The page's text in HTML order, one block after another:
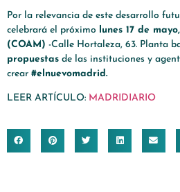
Por la relevancia de este desarrollo
celebrará el próximo
lunes 17 de
(COAM) -Calle Hortaleza, 63. Planta
propuestas de las instituciones y
crear #elnuevomadrid.
LEER ARTÍCULO: MADRIDIARIO